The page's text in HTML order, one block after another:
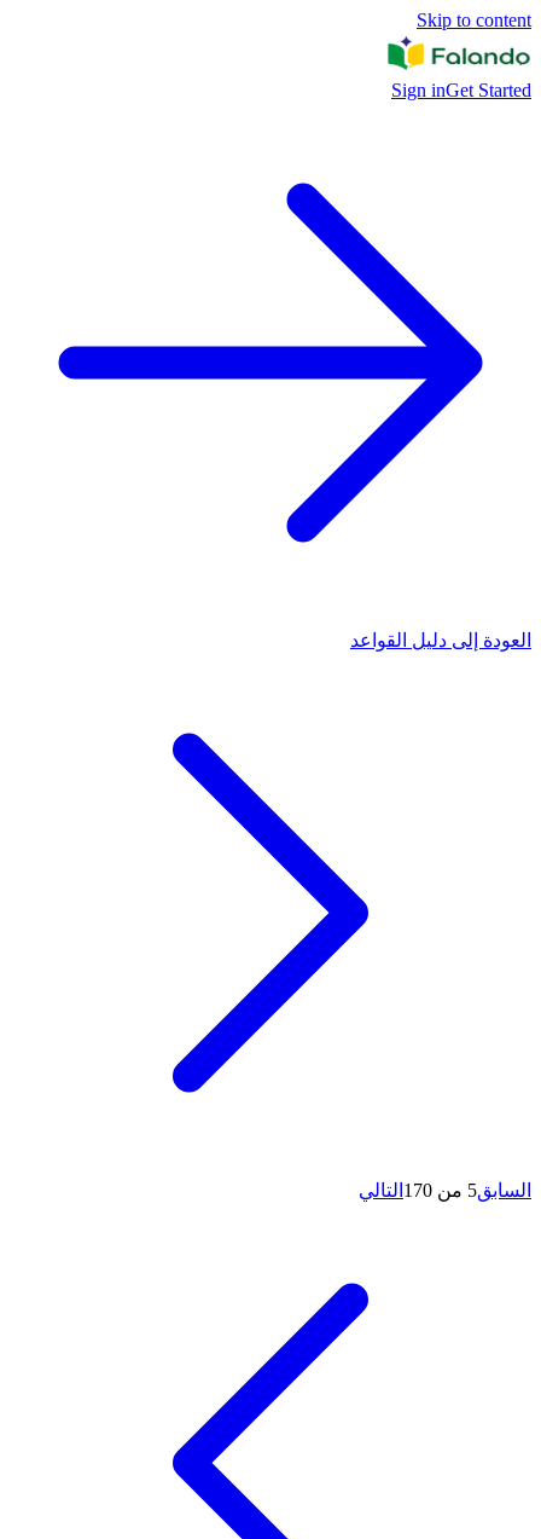
Skip to content
Sign inGet Started
العودة إلى دليل القواعد
السابق5 من 170 التالي